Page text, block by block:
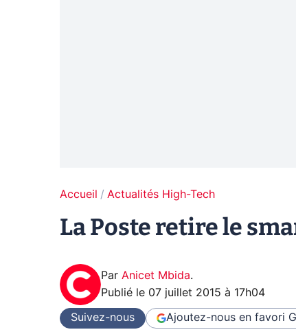
Accueil Actualités High-Tech
La Poste retire le
Par Anicet Mbida.
Publié le 07 juillet 2015 à 17h04
Suivez-nous Ajoutez-nous en favori